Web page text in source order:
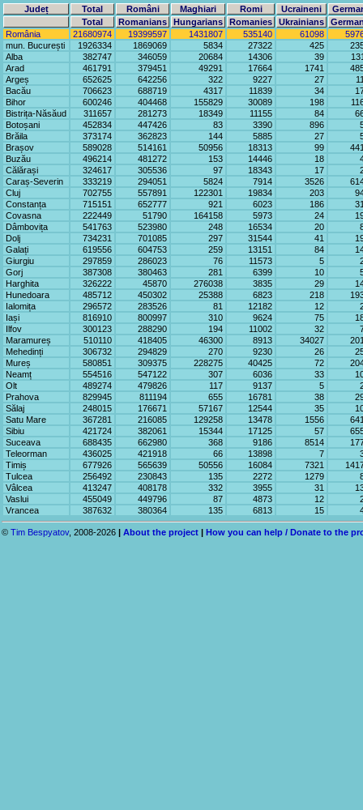
Județ Total Români Maghiari Romi Ucraineni
Total
Romanians Hungarians Romanies Ukrainians
România
21680974 19399597 1431807 535140 61098
mun. București
1926334 1869069 5834 27322 425
Alba
382747 346059 20684 14306 39
Arad
461791 379451 49291 17664 1741
Argeș
652625 642256 322 9227 27
Bacău
706623 688719 4317 11839 34
Bihor
600246 404468 155829 30089 198
Bistrița-Năsăud
311657 281273 18349 11155 84
Botoșani
452834 447426 83 3390 896
Brăila
373174 362823 144 5885 27
Brașov
589028 514161 50956 18313 99
Buzău
496214 481272 153 14446 18
Călărași
324617 305536 97 18343 17
Caraș-Severin
333219 294051 5824 7914 3526
Cluj
702755 557891 122301 19834 203
Constanța
715151 652777 921 6023 186
Covasna
222449 51790 164158 5973 24
Dâmbovița
541763 523980 248 16534 20
Dolj
734231 701085 297 31544 41
Galați
619556 604753 259 13151 84
Giurgiu
297859 286023 76 11573 5
Gorj
387308 380463 281 6399 10
Harghita
326222 45870 276038 3835 29
Hunedoara
485712 450302 25388 6823 218
Ialomița
296572 283526 81 12182 12
Iași
816910 800997 310 9624 75
Ilfov
300123 288290 194 11002 32
Maramureș
510110 418405 46300 8913 34027
Mehedinți
306732 294829 270 9230 26
Mureș
580851 309375 228275 40425 72
Neamț
554516 547122 307 6036 33
Olt
489274 479826 117 9137 5
Prahova
829945 811194 655 16781 38
Sălaj
248015 176671 57167 12544 35
Satu Mare
367281 216085 129258 13478 1556
Sibiu
421724 382061 15344 17125 57
Suceava
688435 662980 368 9186 8514
Teleorman
436025 421918 66 13898 7
Timiș
677926 565639 50556 16084 7321
Tulcea
256492 230843 135 2272 1279
Vâlcea
413247 408178 332 3955 31
Vaslui
455049 449796 87 4873 12
Vrancea
387632 380364 135 6813 15
© Tim Bespyatov, 2008-2026 | About the project | How you can help / Donate to the